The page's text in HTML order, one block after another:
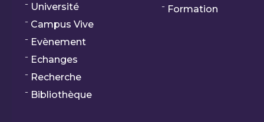
Université
Campus Vive
Evènement
Echanges
Recherche
Bibliothèque
Formation